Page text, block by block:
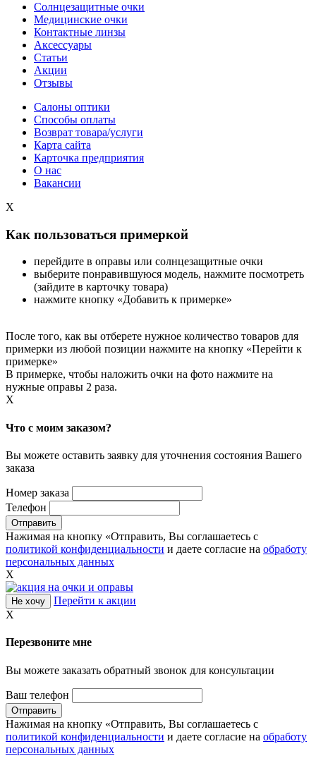
Солнцезащитные очки
Медицинские очки
Контактные линзы
Аксессуары
Статьи
Акции
Отзывы
Салоны оптики
Способы оплаты
Возврат товара/услуги
Карта сайта
Карточка предприятия
О нас
Вакансии
X
Как пользоваться примеркой
перейдите в оправы или солнцезащитные очки
выберите понравившуюся модель, нажмите посмотреть
(зайдите в карточку товара)
нажмите кнопку «Добавить к примерке»
После того, как вы отберете нужное количество товаров для
примерки из любой позиции нажмите на кнопку «Перейти к
примерке»
В примерке, чтобы наложить очки на фото нажмите на
нужные оправы 2 раза.
X
Что с моим заказом?
Вы можете оставить заявку для уточнения состояния Вашего
заказа
Номер заказа
Телефон
Нажимая на кнопку «Отправить, Вы соглашаетесь с
политикой конфиденциальности и даете согласие на обработу
персональных данных
X
Не хочу
Перейти к акции
X
Перезвоните мне
Вы можете заказать обратный звонок для консультации
Ваш телефон
Нажимая на кнопку «Отправить, Вы соглашаетесь с
политикой конфиденциальности и даете согласие на обработу
персональных данных